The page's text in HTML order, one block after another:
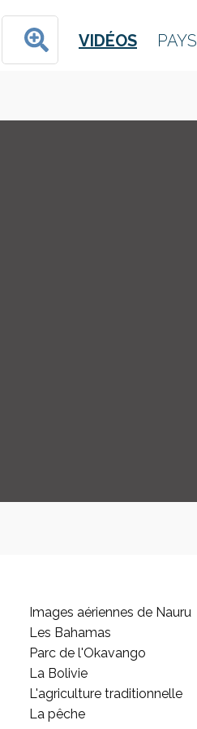
VIDÉOS PAYS
Images aériennes de Nauru
Les Bahamas
Parc de l'Okavango
La Bolivie
L'agriculture traditionnelle
La pêche